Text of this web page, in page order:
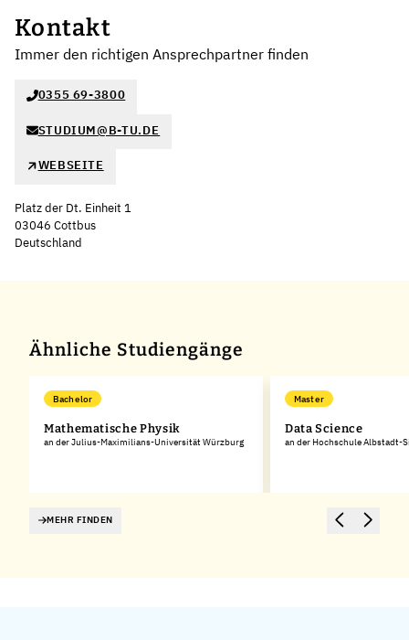
Kontakt
Immer den richtigen Ansprechpartner finden
0355 69-3800
STUDIUM@B-TU.DE
WEBSEITE
Platz der Dt. Einheit 1
03046 Cottbus
Deutschland
Ähnliche Studiengänge
Bachelor
Mathematische Physik
an der Julius-Maximilians-Universität Würzburg
Master
Data Science
an der Hochschule Albstadt-
MEHR FINDEN